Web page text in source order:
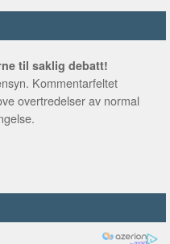
til saklig debatt!
Kommentarfeltet
overtredelser av normal